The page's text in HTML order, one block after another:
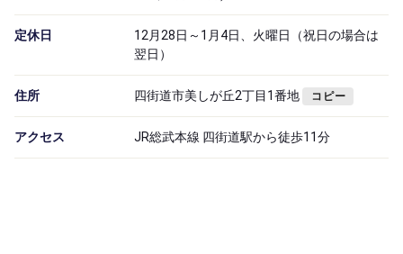
定休日
12月28日～1月4日、火曜日（祝日の場合は
翌日）
住所 四街道市美しが丘2丁目1番地 コピー
アクセス JR総武本線 四街道駅から徒歩11分